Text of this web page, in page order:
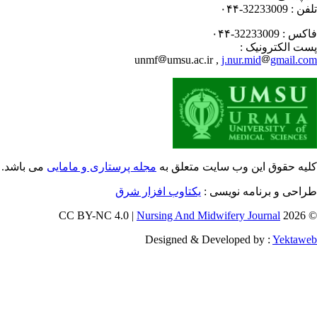
: 32233009-۰۴۴
: 32233009-۰۴۴
الکترونیک :
unmf
umsu.ac.ir ,j.nur.mid
حقوق این وب سایت متعلق بهمجله پرستاری و ماماییمی باشد.
و برنامه نویسی : یکتاوب افزار شرق
©
Nursing And Midwifery Journal
Designed & Developed by :